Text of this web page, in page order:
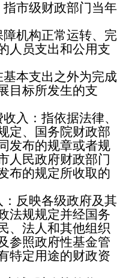
市级财政部门当年
机构正常运转、完
人员支出和公用支
本支出之外为完成
目标所发生的支
：指依据法律、
定、国务院财政部
发布的规章或者规
人民政府财政部门
布的规定所收取的
反映各级政府及其
法规规定并经国务
、法人和其他组织
参照政府性基金管
特定用途的财政资